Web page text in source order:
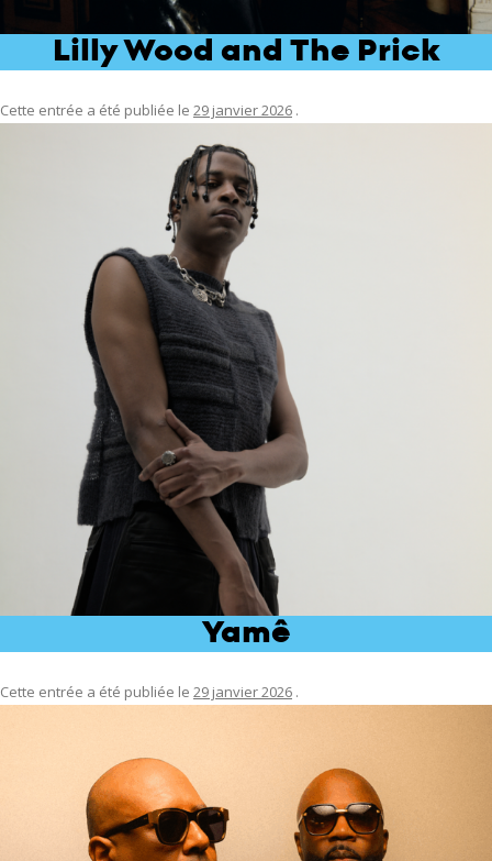
Lilly Wood and The Prick
Cette entrée a été publiée le 29 janvier 2026 .
Yamê
Cette entrée a été publiée le 29 janvier 2026 .